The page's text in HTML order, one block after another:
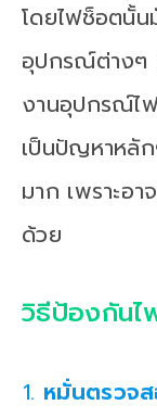
โดยไฟช็อตนั้น
อุปกรณ์ต่างๆ
งานอุปกรณ์ไ
เป็นปัญหาหลัก
มาก เพราะอา
ด้วย
วิธีป้องกัน
หมั่นตรวจ